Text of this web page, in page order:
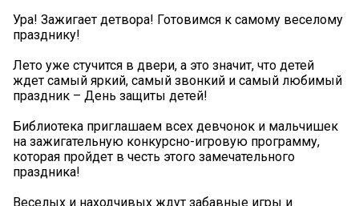
Ура! Зажигает детвора! Готовимся к самому веселому
празднику!
Лето уже стучится в двери, а это значит, что детей
ждет самый яркий, самый звонкий и самый любимый
праздник – День защиты детей!
Библиотека приглашаем всех девчонок и мальчишек
на зажигательную конкурсно-игровую программу,
которая пройдет в честь этого замечательного
праздника!
Веселых и находчивых ждут забавные игры и